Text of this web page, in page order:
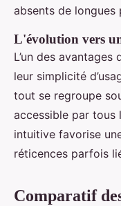
absents de longues
L'évolution vers
L’un des avantages
leur simplicité
tout se regroupe
accessible par tous
intuitive favorise
réticences parfois
Comparatif